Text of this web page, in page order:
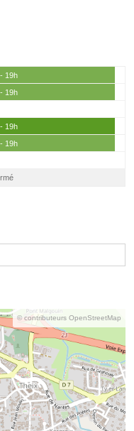
19h
19h
19h
19h
© contributeurs OpenStreetMap